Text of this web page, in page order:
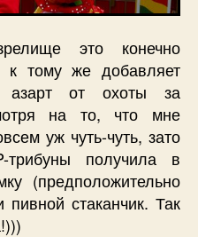
это конечно
к тому же добавляет
азарт от охоты за
на то, что мне
уж чуть-чуть, зато
трибуны получила в
(предположительно
стаканчик. Так